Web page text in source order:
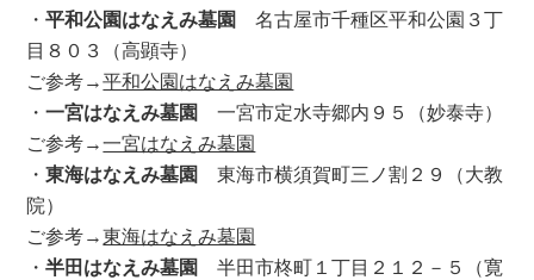
・平和公園はなえみ墓園 名古屋市千種区平和公園３丁
目８０３（高顕寺）
ご参考→平和公園はなえみ墓園
・一宮はなえみ墓園 一宮市定水寺郷内９５（妙泰寺）
ご参考→一宮はなえみ墓園
・東海はなえみ墓園 東海市横須賀町三ノ割２９（大教
院）
ご参考→東海はなえみ墓園
・半田はなえみ墓園 半田市柊町１丁目２１２－５（寛